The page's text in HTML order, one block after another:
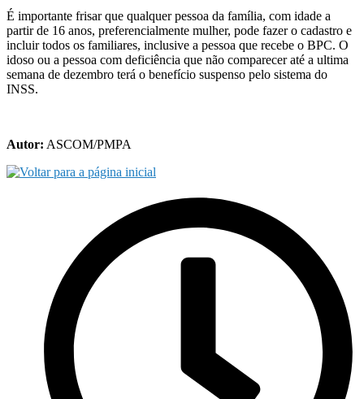
É importante frisar que qualquer pessoa da família, com idade a
partir de 16 anos, preferencialmente mulher, pode fazer o cadastro e
incluir todos os familiares, inclusive a pessoa que recebe o BPC. O
idoso ou a pessoa com deficiência que não comparecer até a ultima
semana de dezembro terá o benefício suspenso pelo sistema do
INSS.
Autor: ASCOM/PMPA